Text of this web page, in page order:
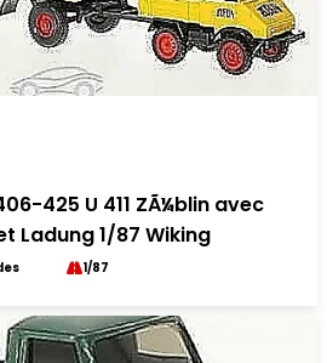
425 U 411 ZÃ¼blin avec
Ladung 1/87 Wiking
1/87